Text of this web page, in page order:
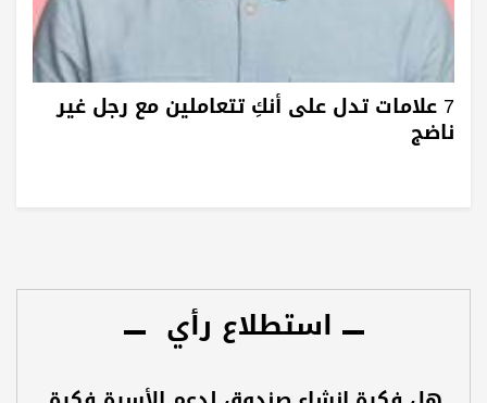
7 علامات تدل على أنكِ تتعاملين مع رجل غير
ناضج
استطلاع رأي